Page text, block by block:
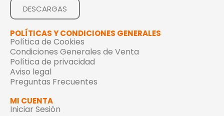
DESCARGAS
POLÍTICAS Y CONDICIONES GENERALES
Política de Cookies
Condiciones Generales de Venta
Política de privacidad
Aviso legal
Preguntas Frecuentes
MI CUENTA
Iniciar Sesión